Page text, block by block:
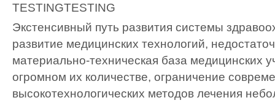
TESTINGTESTING
Экстенсивный путь развития системы
развитие медицинских технологий,
материально-техническая база медицинских
огромном их количестве, ограничение
высокотехнологических методов лечения